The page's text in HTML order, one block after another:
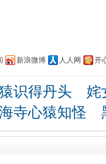
新浪微博 人人网 开
识得丹头 姹
寺心猿知怪